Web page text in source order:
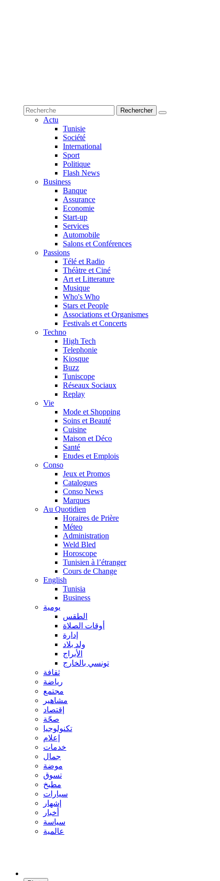
Actu
Tunisie
Société
International
Sport
Politique
Flash News
Business
Banque
Assurance
Economie
Start-up
Services
Automobile
Salons et Conférences
Passions
Télé et Radio
Théàtre et Ciné
Art et Litterature
Musique
Who's Who
Stars et People
Associations et Organismes
Festivals et Concerts
Techno
High Tech
Telephonie
Kiosque
Buzz
Tuniscope
Réseaux Sociaux
Replay
Vie
Mode et Shopping
Soins et Beauté
Cuisine
Maison et Déco
Santé
Etudes et Emplois
Conso
Jeux et Promos
Catalogues
Conso News
Marques
Au Quotidien
Horaires de Prière
Méteo
Administration
Weld Bled
Horoscope
Tunisien à l’étranger
Cours de Change
English
Tunisia
Business
يومية
الطقس
أوقات الصلاة
إدارة
ولد بلاد
الأبراج
تونسي بالخارج
ثقافة
رياضة
مجتمع
مشاهير
إقتصاد
صحّة
تكنولوجيا
إعلام
خدمات
جمال
موضة
تسوق
مطبخ
سيارات
إشهار
أخبار
سياسة
عالمية